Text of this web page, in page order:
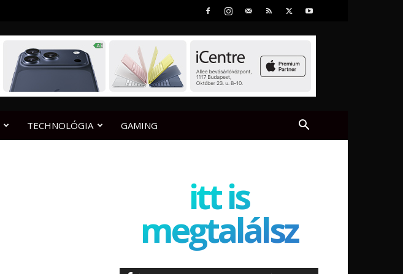
TECHNOLÓGIA GAMING
itt is
megtalálsz